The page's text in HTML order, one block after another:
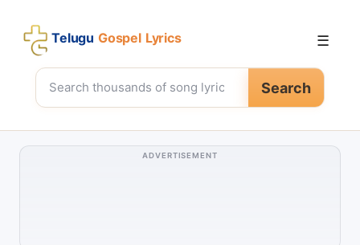
Telugu Gospel Lyrics
Search
☰
ADVERTISEMENT